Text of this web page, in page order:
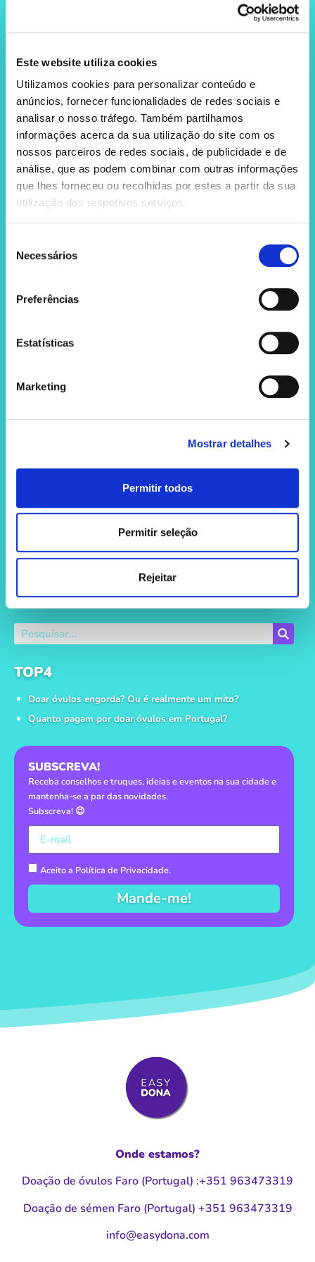
Este website utiliza cookies
Utilizamos cookies para personalizar conteúdo e
anúncios, fornecer funcionalidades de redes sociais e
analisar o nosso tráfego. Também partilhamos
informações acerca da sua utilização do site com os
nossos parceiros de redes sociais, de publicidade e de
análise, que as podem combinar com outras informações
que lhes forneceu ou recolhidas por estes a partir da sua
utilização dos respetivos serviços.
Necessários
Preferências
Estatísticas
Marketing
Mostrar detalhes
Permitir todos
Permitir seleção
Rejeitar
TOP4
Doar óvulos engorda? Ou é realmente um mito?
Quanto pagam por doar óvulos em Portugal?
SUBSCREVA!
Receba conselhos e truques, ideias e eventos na sua cidade e
mantenha-se a par das novidades.
Subscreva! 😉
Aceito a Política de Privacidade.
Mande-me!
Já alguma vez pensaste em
como ter um squirt? 4 chaves
Como ter um squirt? Já ouviste falar de squirt ou
squirting? Sim, amiga. Muitas de nós têm a
capacidade de o conseguir, outras, custa-nos
um
sintomas que deves conhecer
reconhecer O meu nome é Marta Prat, sou
2 de Outubro de 2023
« 1 2 »
Onde estamos?
Doação de óvulos Faro (Portugal) :+351 963473319
Doação de sémen Faro (Portugal) +351 963473319
moc.anodysae@ofni